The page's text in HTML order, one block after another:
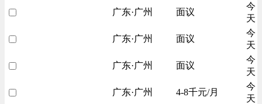
广东·广州 面议
今
天
广东·广州 面议
今
天
广东·广州 面议
今
天
广东·广州 4-8千元/月
今
天